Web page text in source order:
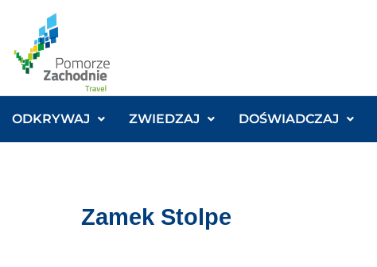
ODKRYWAJ ZWIEDZAJ DOŚWIADCZAJ
Zamek Stolpe